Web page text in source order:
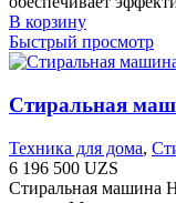
В корзину
Быстрый просмотр
Стиральная
Техника для дома,
6 196 500 UZS
Стиральная машина